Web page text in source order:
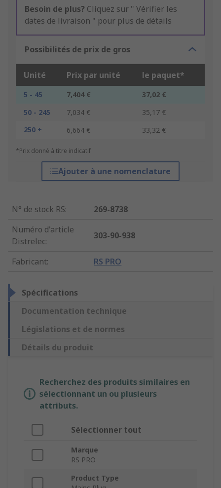
Besoin de plus? Cliquez sur " Vérifier les
dates de livraison " pour plus de détails
Possibilités de prix de gros
Unité Prix par unité le paquet*
5 - 45 7,404 €
37,02 €
50 - 245
7,034 €
35,17 €
250 +
6,664 € 33,32 €
*Prix donné à titre indicatif
Ajouter à une nomenclature
N° de stock RS:
269-8738
Numéro d'article
Distrelec:
303-90-938
Fabricant: RS PRO
Spécifications
Documentation technique
Législations et de normes
Détails du produit
Recherchez des produits similaires en
sélectionnant un ou plusieurs
attributs.
Sélectionner tout
Marque
RS PRO
Product Type